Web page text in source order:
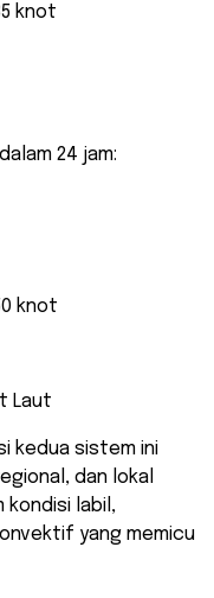
knot
24 jam:
knot
Laut
kedua sistem ini
dan lokal
kondisi labil,
yang memicu